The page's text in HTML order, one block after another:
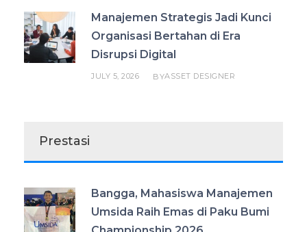
Manajemen Strategis Jadi Kunci
Organisasi Bertahan di Era
Disrupsi Digital
JULY 5, 2026 BYASSET DESIGNER
Prestasi
Bangga, Mahasiswa Manajemen
Umsida Raih Emas di Paku Bumi